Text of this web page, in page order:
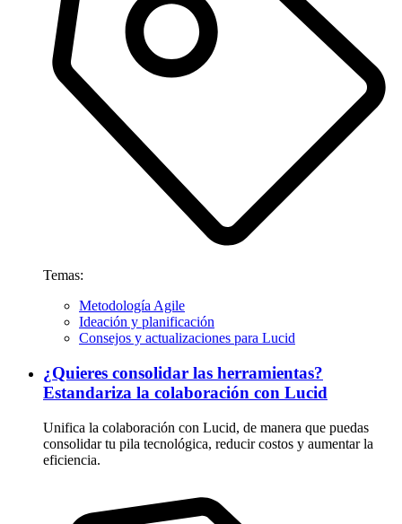
Temas:
Metodología Agile
Ideación y planificación
Consejos y actualizaciones para Lucid
¿Quieres consolidar las herramientas?
Estandariza la colaboración con Lucid
Unifica la colaboración con Lucid, de manera que puedas
consolidar tu pila tecnológica, reducir costos y aumentar la
eficiencia.